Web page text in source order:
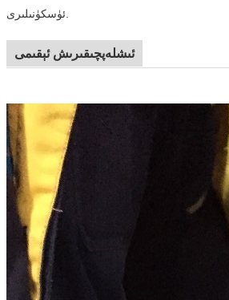
ئىشلەپچىقىرىش ئېقىمى